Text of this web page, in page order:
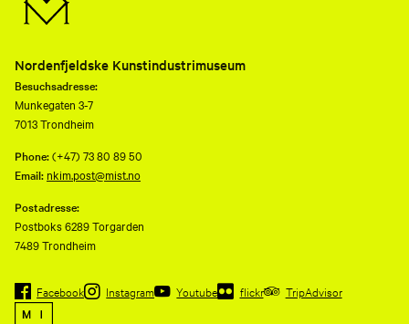
Nordenfjeldske Kunstindustrimuseum
Besuchsadresse:
Munkegaten 3-7
7013 Trondheim
Phone:(+47) 73 80 89 50
Email: nkim.post@mist.no
Postadresse:
Postboks 6289 Torgarden
7489 Trondheim
Facebook Instagram Youtube flickr TripAdvisor